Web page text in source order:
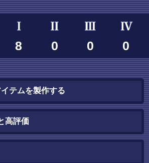
8 0 0 0
テムを製作する
高評価